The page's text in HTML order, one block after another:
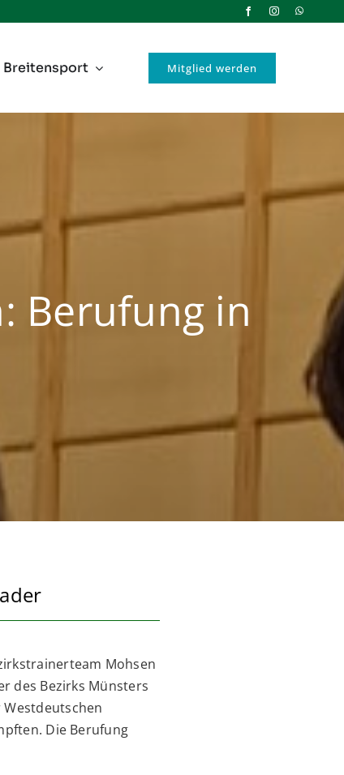
Breitensport Mitglied werden
Berufung in
Mohsen
des Bezirks Münsters
Die Berufung